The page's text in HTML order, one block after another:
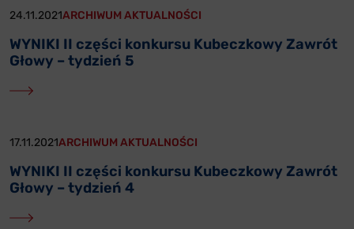
24.11.2021ARCHIWUM AKTUALNOŚCI
WYNIKI II części konkursu Kubeczkowy Zawrót
Głowy – tydzień 5
17.11.2021ARCHIWUM AKTUALNOŚCI
WYNIKI II części konkursu Kubeczkowy Zawrót
Głowy – tydzień 4